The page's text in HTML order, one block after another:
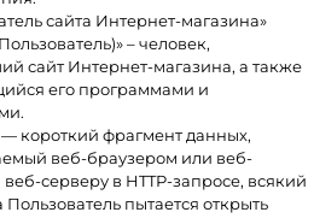
сайта Интернет-магазина»
– человек,
сайт Интернет-магазина, а также
его программами и
— короткий фрагмент данных,
веб-браузером или веб-
серверу в HTTP-запросе, всякий
Пользователь пытается открыть